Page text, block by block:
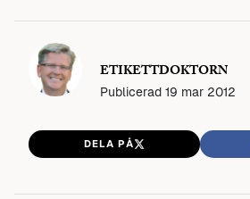
ETIKETTDOKTORN
Publicerad 19 mar 2012
DELA PÅ